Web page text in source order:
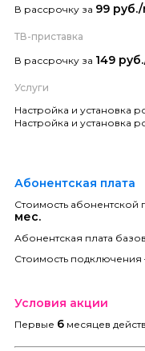
В рассрочку за 99
ТВ-приставка
В рассрочку за 149
Услуги
Настройка и установка
Настройка и установка
Абонентская плата
Стоимость абонентской
мес.
Абонентская плата
Стоимость
Условия акции
Первые 6 месяцев